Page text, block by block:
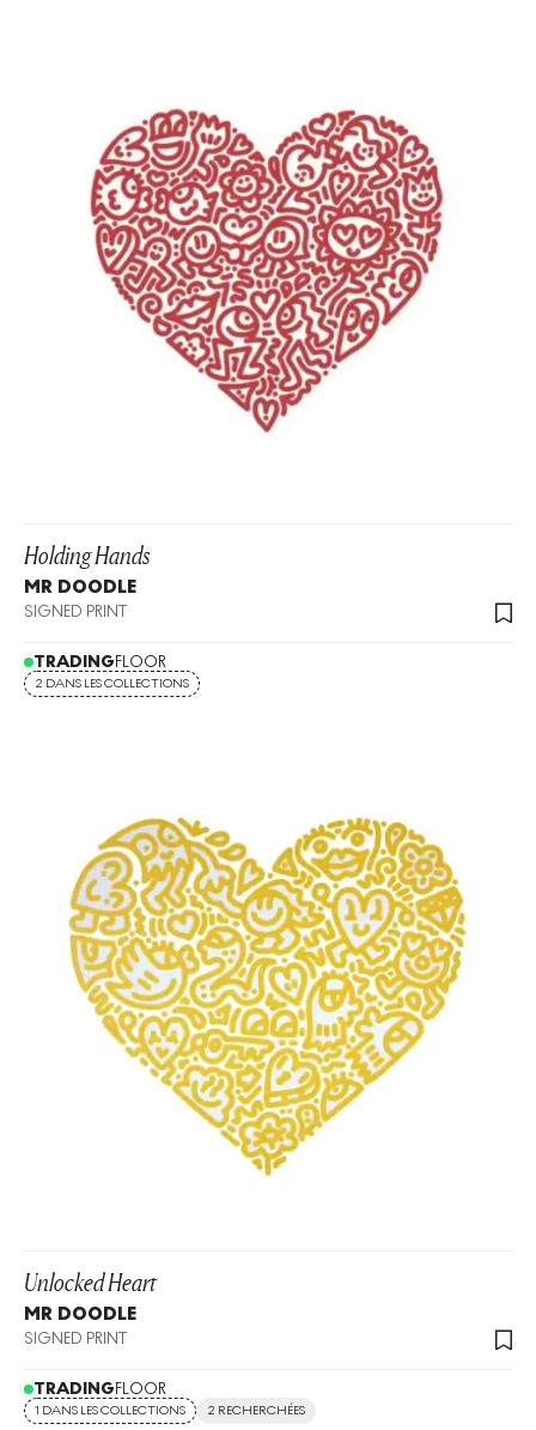
Holding Hands
MR DOODLE
SIGNED PRINT
TRADINGFLOOR
2 DANS LES COLLECTIONS
Unlocked Heart
MR DOODLE
SIGNED PRINT
TRADINGFLOOR
1 DANS LES COLLECTIONS 2 RECHERCHÉES